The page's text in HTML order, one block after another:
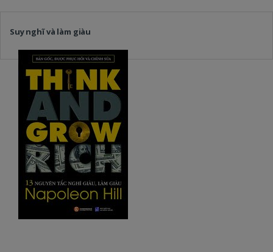
Suy nghĩ và làm giàu